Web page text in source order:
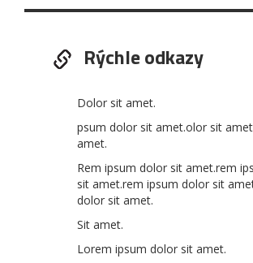
Rýchle odkazy
Dolor sit amet.
psum dolor sit amet.olor sit
amet.
Rem ipsum dolor sit amet.rem
sit amet.rem ipsum dolor sit
dolor sit amet.
Sit amet.
Lorem ipsum dolor sit amet.